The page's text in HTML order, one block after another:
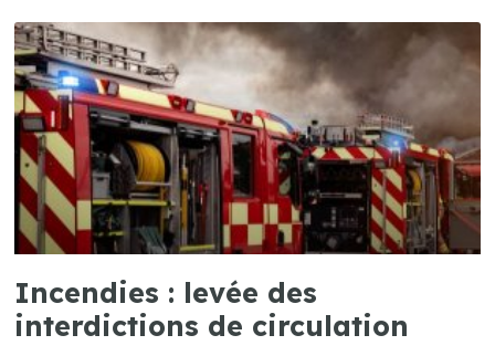
Incendies : levée des
interdictions de circulation